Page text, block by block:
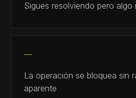
Sigues resolviendo pero algo
La operación se bloquea sin
aparente